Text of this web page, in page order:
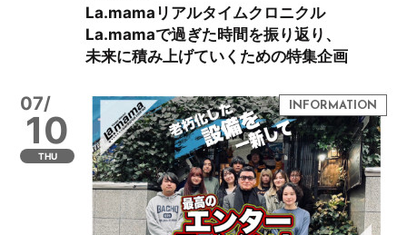
La.mamaリアルタイムクロニクル
La.mamaで過ぎた時間を振り返り、
未来に積み上げていくための特集企画
07/
10
THU